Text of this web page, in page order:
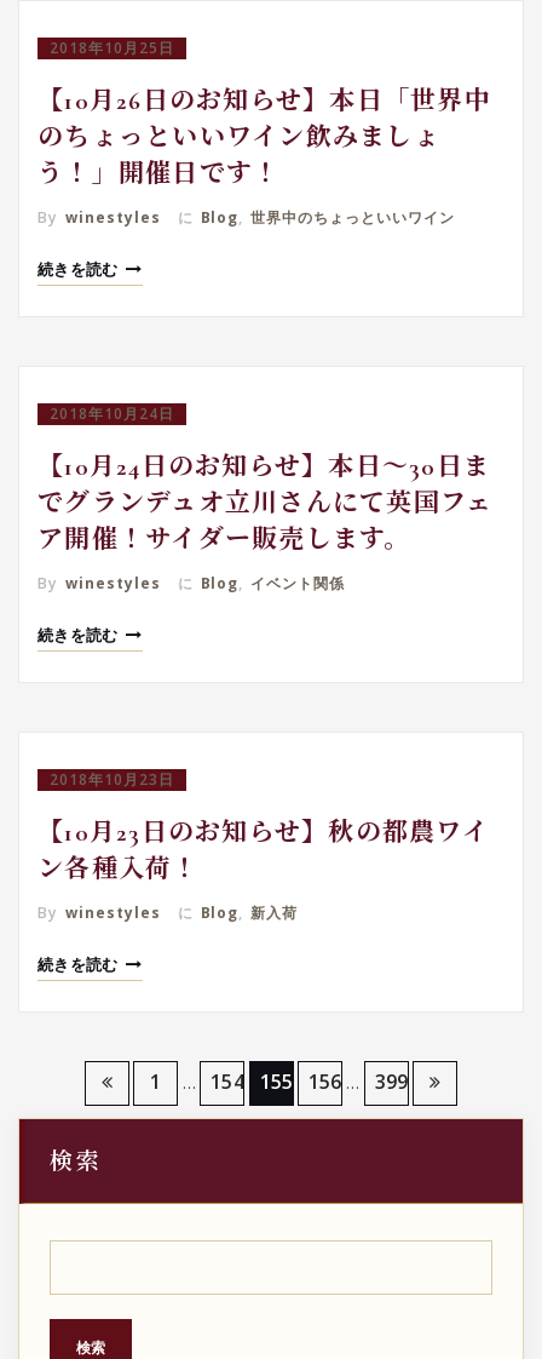
2018年10月25日
【10月26日のお知らせ】本日「世界中
のちょっといいワイン飲みましょ
う！」開催日です！
By winestyles に Blog, 世界中のちょっといいワイン
続きを読む
2018年10月24日
【10月24日のお知らせ】本日～30日ま
でグランデュオ立川さんにて英国フェ
ア開催！サイダー販売します。
By winestyles に Blog, イベント関係
続きを読む
2018年10月23日
【10月23日のお知らせ】秋の都農ワイ
ン各種入荷！
By winestyles に Blog, 新入荷
続きを読む
稿
ジ
1 … 154 155 156 … 399
検索
検索